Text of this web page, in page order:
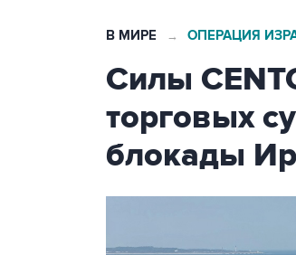
В МИРЕ → ОПЕРАЦИЯ
Силы
торговых
блокады